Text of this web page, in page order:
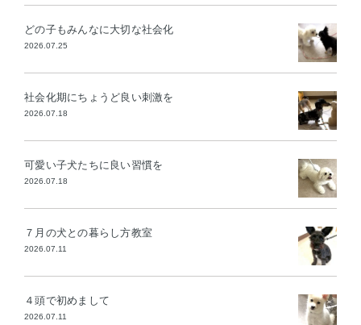
どの子もみんなに大切な社会化
2026.07.25
社会化期にちょうど良い刺激を
2026.07.18
可愛い子犬たちに良い習慣を
2026.07.18
７月の犬との暮らし方教室
2026.07.11
４頭で初めまして
2026.07.11